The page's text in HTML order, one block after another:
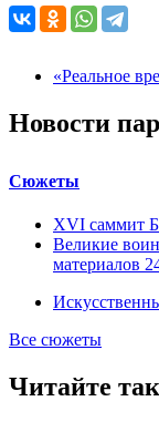
«Реальное
Новости
Сюжеты
XVI саммит
Великие
материалов
Все сюжеты
Читайте